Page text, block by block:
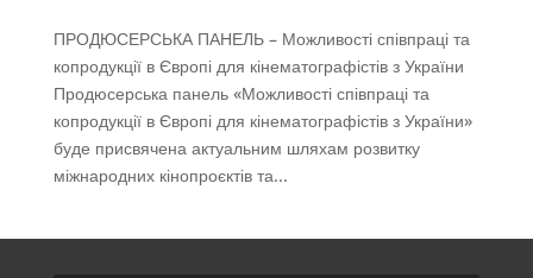
ПРОДЮСЕРСЬКА ПАНЕЛЬ – Можливості співпраці та
копродукції в Європі для кінематографістів з України
Продюсерська панель «Можливості співпраці та
копродукції в Європі для кінематографістів з України»
буде присвячена актуальним шляхам розвитку
міжнародних кінопроєктів та...